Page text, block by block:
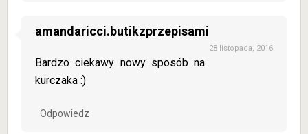
amandaricci.butikzprzepisami
28 listopada, 2016
Bardzo ciekawy nowy sposób na
kurczaka :)
Odpowiedz